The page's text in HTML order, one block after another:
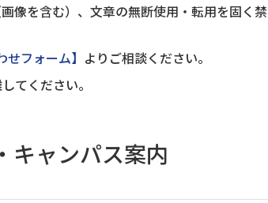
像を含む）、文章の無断使用・転用を固く
せフォーム】 よりご相談ください。
てください。
キャンパス案内